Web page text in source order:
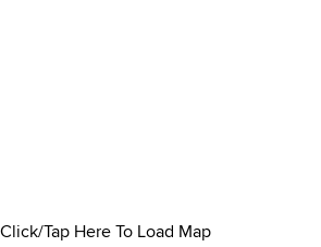
Click/Tap Here To Load Map